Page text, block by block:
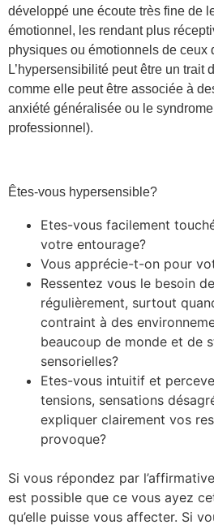
développé une écoute très fine de
émotionnel, les rendant plus
physiques ou émotionnels de ceux
L’hypersensibilité peut être un trait
comme elle peut être associée à
anxiété généralisée ou le
professionnel).
Êtes-vous hypersensible?
Etes-vous facilement
votre entourage?
Vous apprécie-t-on pour
Ressentez vous le besoin
régulièrement, surtout
contraint à des
beaucoup de monde et de
sensorielles?
Etes-vous intuitif et
tensions, sensations
expliquer clairement vos
provoque?
Si vous répondez par
est possible que ce vous ayez
qu’elle puisse vous affecter. Si